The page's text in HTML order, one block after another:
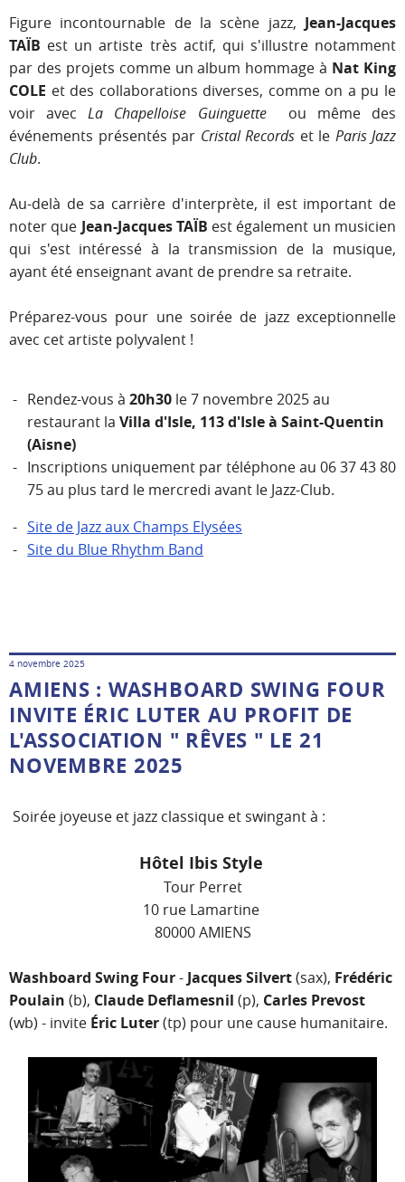
Figure incontournable de la scène jazz, Jean-Jacques
TAÏB est un artiste très actif, qui s'illustre notamment
par des projets comme un album hommage à Nat King
COLE et des collaborations diverses, comme on a pu le
voir avecLa Chapelloise Guinguetteou même des
événements présentés par Cristal Records et le Paris Jazz
Club.
Au-delà de sa carrière d'interprète, il est important de
noter que Jean-Jacques TAÏB est également un musicien
qui s'est intéressé à la transmission de la musique,
ayant été enseignant avant de prendre sa retraite.
Préparez-vous pour une soirée de jazz exceptionnelle
avec cet artiste polyvalent !
Rendez-vous à 20h30 le 7 novembre 2025 au
restaurant la Villa d'Isle, 113 d'Isle à Saint-Quentin
(Aisne)
Inscriptions uniquement par téléphone au 06 37 43 80
75 au plus tard le mercredi avant le Jazz-Club.
Site de Jazz aux Champs Elysées
Site du Blue Rhythm Band
4 novembre 2025
AMIENS : WASHBOARD SWING FOUR
INVITE ÉRIC LUTER AU PROFIT DE
L'ASSOCIATION " RÊVES " LE 21
NOVEMBRE 2025
Soirée joyeuse et jazz classique et swingant à :
Hôtel Ibis Style
Tour Perret
10 rue Lamartine
80000 AMIENS
Washboard Swing Four- Jacques Silvert(sax), Frédéric
Poulain (b), Claude Deflamesnil (p), Carles Prevost
(wb) - invite Éric Luter(tp) pour une cause humanitaire.